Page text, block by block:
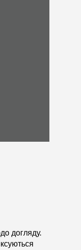
догляду.